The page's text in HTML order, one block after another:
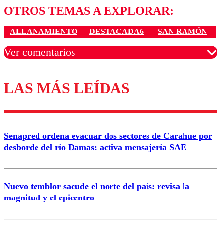
OTROS TEMAS A EXPLORAR:
ALLANAMIENTO DESTACADA6 SAN RAMÓN
Ver comentarios
Los comentarios son moderados para garantizar un
diálogo respetuoso.
Nombre
Correo
LAS MÁS LEÍDAS
Senapred ordena evacuar dos sectores de Carahue por
desborde del río Damas: activa mensajería SAE
Nuevo temblor sacude el norte del país: revisa la
magnitud y el epicentro